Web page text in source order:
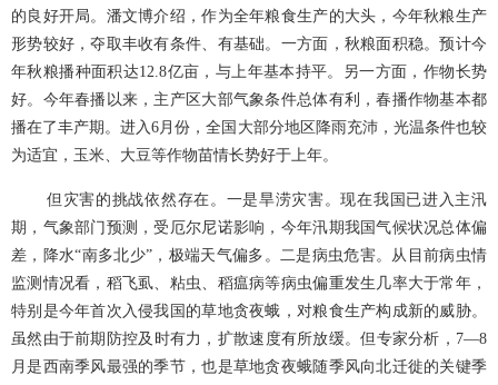
的良好开局。潘文博介绍，作为全年粮食生产的大头，今年秋粮生产
形势较好，夺取丰收有条件、有基础。一方面，秋粮面积稳。预计今
年秋粮播种面积达12.8亿亩，与上年基本持平。另一方面，作物长势
好。今年春播以来，主产区大部气象条件总体有利，春播作物基本都
播在了丰产期。进入6月份，全国大部分地区降雨充沛，光温条件也较
为适宜，玉米、大豆等作物苗情长势好于上年。
但灾害的挑战依然存在。一是旱涝灾害。现在我国已进入主汛
期，气象部门预测，受厄尔尼诺影响，今年汛期我国气候状况总体偏
差，降水“南多北少”，极端天气偏多。二是病虫危害。从目前病虫情
监测情况看，稻飞虱、粘虫、稻瘟病等病虫偏重发生几率大于常年，
特别是今年首次入侵我国的草地贪夜蛾，对粮食生产构成新的威胁。
虽然由于前期防控及时有力，扩散速度有所放缓。但专家分析， 7—8
月是西南季风最强的季节，也是草地贪夜蛾随季风向北迁徙的关键季